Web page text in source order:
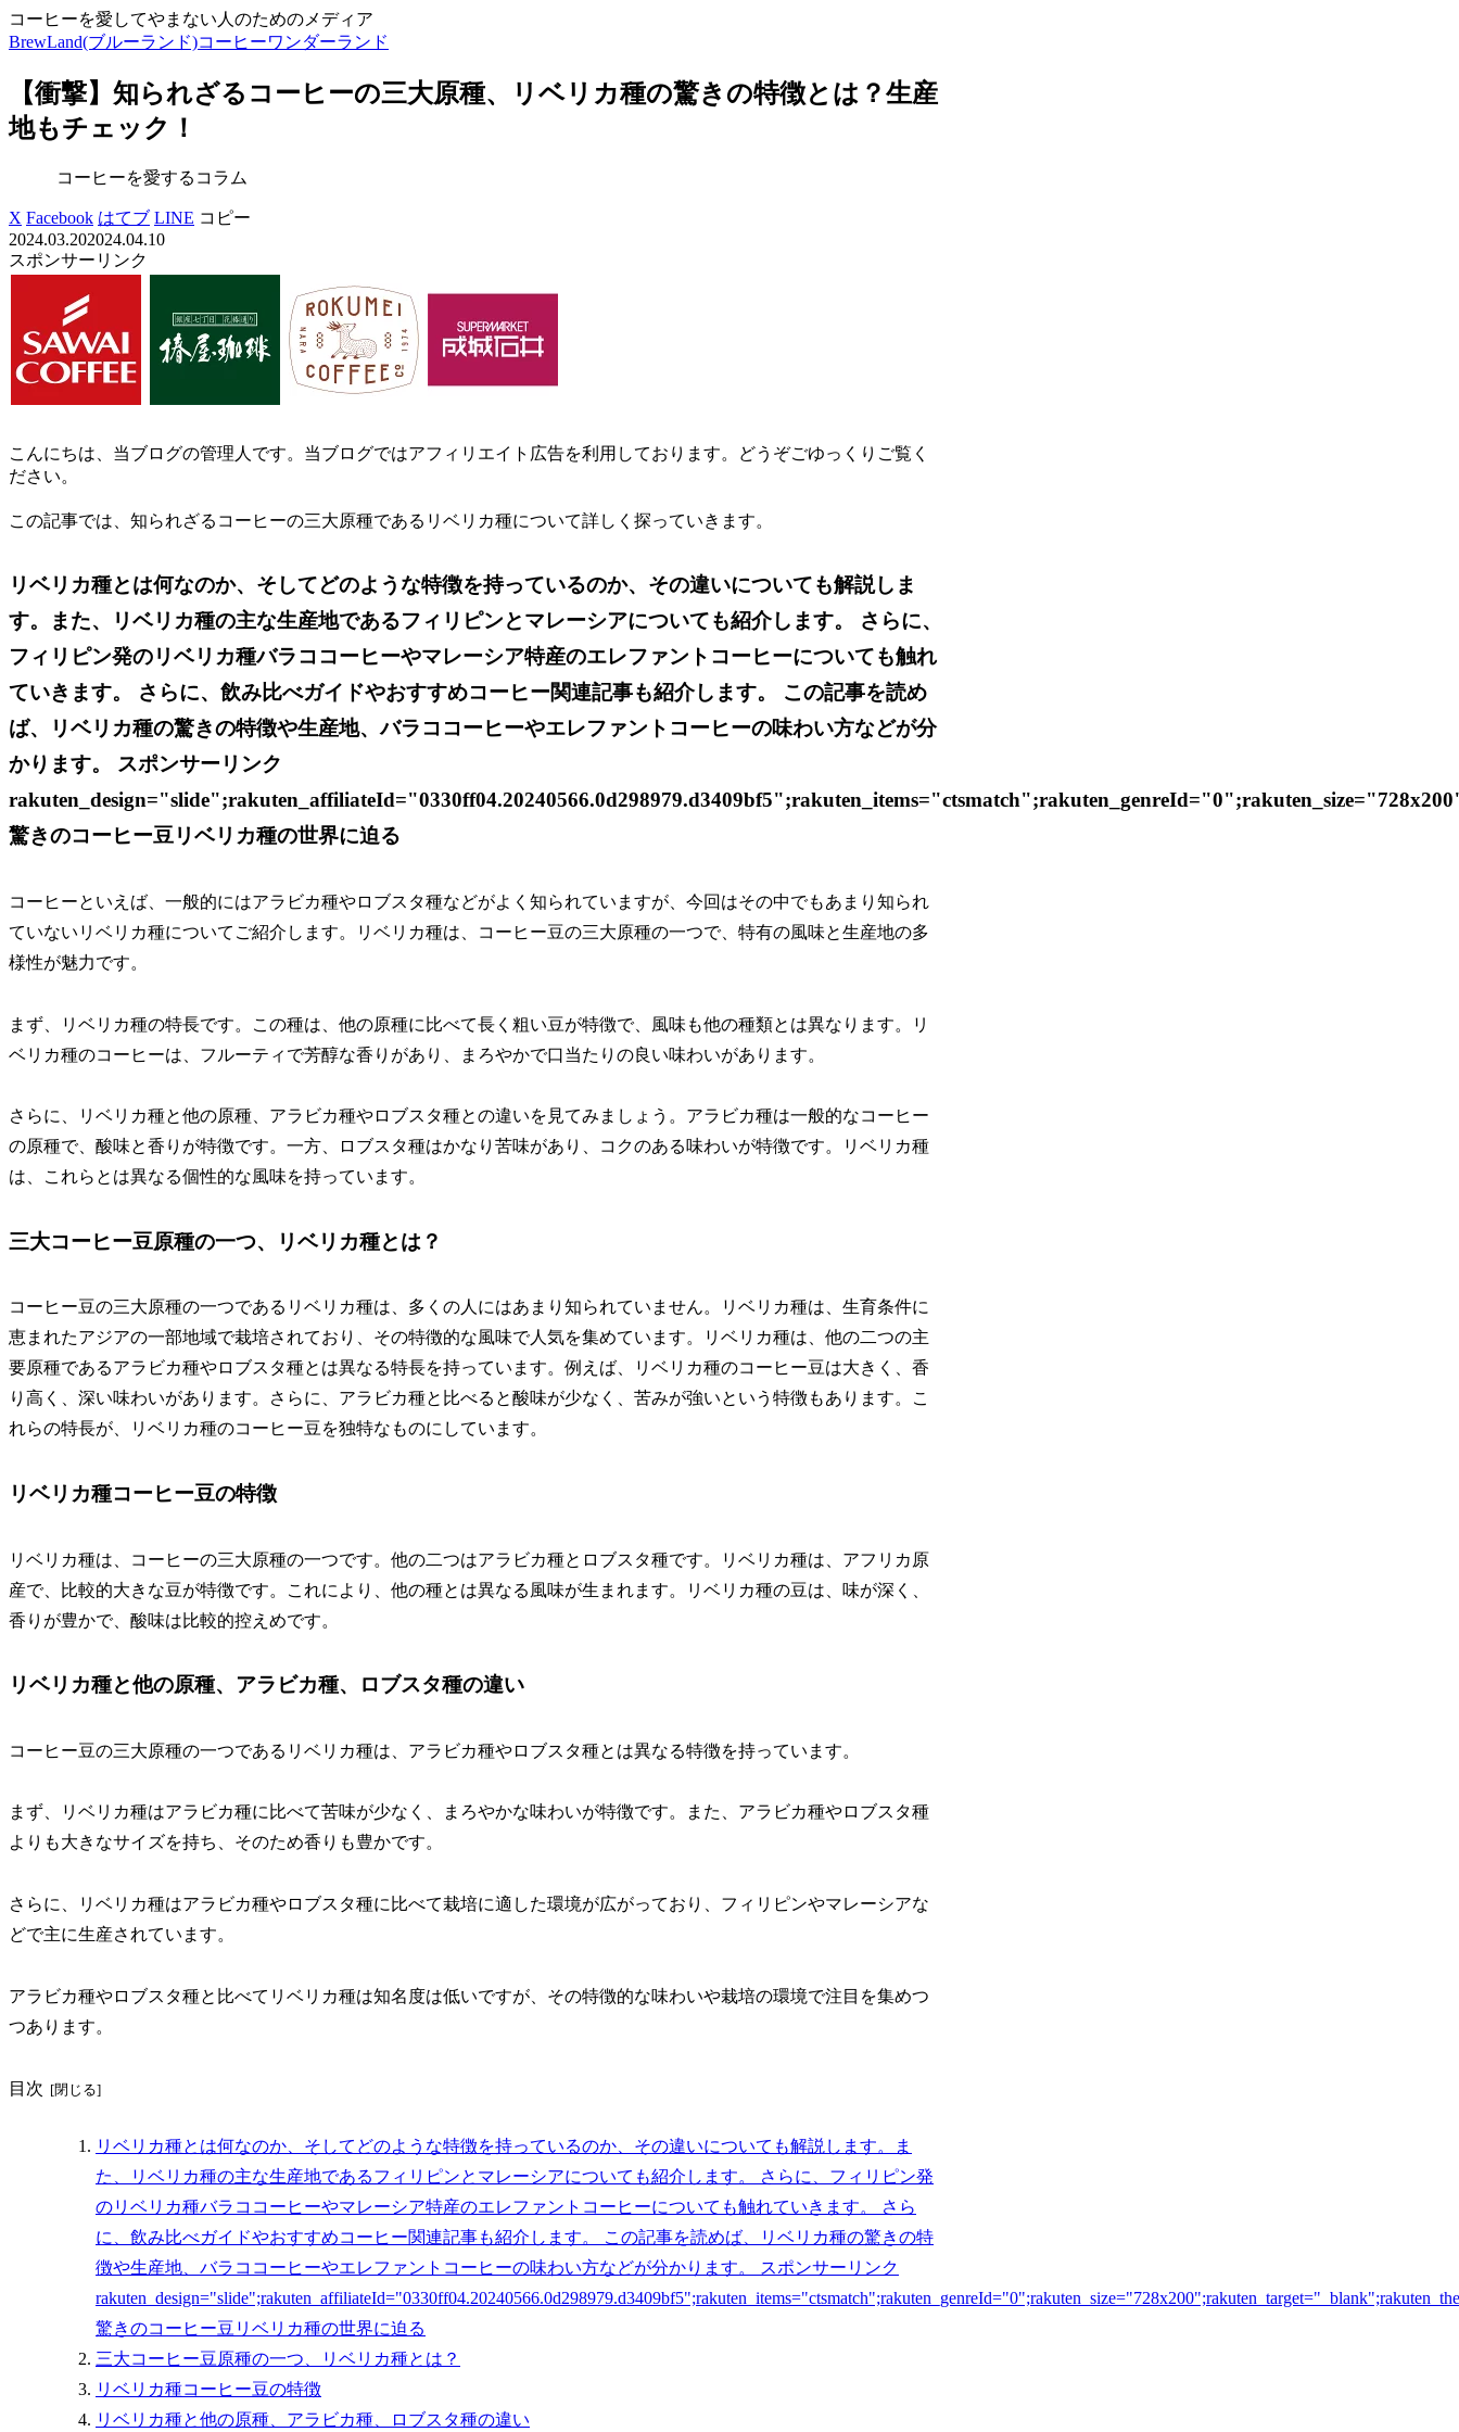
コーヒーを愛してやまない人のためのメディア
BrewLand(ブルーランド)コーヒーワンダーランド
【衝撃】知られざるコーヒーの三大原種、リベリカ種の驚きの特徴とは？生産
地もチェック！
コーヒーを愛するコラム
X Facebook はてブ LINE コピー
2024.03.202024.04.10
スポンサーリンク
こんにちは、当ブログの管理人です。当ブログではアフィリエイト広告を利用しております。どうぞごゆっくりご覧く
ださい。
この記事では、知られざるコーヒーの三大原種であるリベリカ種について詳しく探っていきます。
リベリカ種とは何なのか、そしてどのような特徴を持っているのか、その違いについても解説しま
す。また、リベリカ種の主な生産地であるフィリピンとマレーシアについても紹介します。 さらに、
フィリピン発のリベリカ種バラココーヒーやマレーシア特産のエレファントコーヒーについても触れ
ていきます。 さらに、飲み比べガイドやおすすめコーヒー関連記事も紹介します。 この記事を読め
ば、リベリカ種の驚きの特徴や生産地、バラココーヒーやエレファントコーヒーの味わい方などが分
かります。 スポンサーリンク
驚きのコーヒー豆リベリカ種の世界に迫る
コーヒーといえば、一般的にはアラビカ種やロブスタ種などがよく知られていますが、今回はその中でもあまり知られ
ていないリベリカ種についてご紹介します。リベリカ種は、コーヒー豆の三大原種の一つで、特有の風味と生産地の多
様性が魅力です。
まず、リベリカ種の特長です。この種は、他の原種に比べて長く粗い豆が特徴で、風味も他の種類とは異なります。リ
ベリカ種のコーヒーは、フルーティで芳醇な香りがあり、まろやかで口当たりの良い味わいがあります。
さらに、リベリカ種と他の原種、アラビカ種やロブスタ種との違いを見てみましょう。アラビカ種は一般的なコーヒー
の原種で、酸味と香りが特徴です。一方、ロブスタ種はかなり苦味があり、コクのある味わいが特徴です。リベリカ種
は、これらとは異なる個性的な風味を持っています。
三大コーヒー豆原種の一つ、リベリカ種とは？
コーヒー豆の三大原種の一つであるリベリカ種は、多くの人にはあまり知られていません。リベリカ種は、生育条件に
恵まれたアジアの一部地域で栽培されており、その特徴的な風味で人気を集めています。リベリカ種は、他の二つの主
要原種であるアラビカ種やロブスタ種とは異なる特長を持っています。例えば、リベリカ種のコーヒー豆は大きく、香
り高く、深い味わいがあります。さらに、アラビカ種と比べると酸味が少なく、苦みが強いという特徴もあります。こ
れらの特長が、リベリカ種のコーヒー豆を独特なものにしています。
リベリカ種コーヒー豆の特徴
リベリカ種は、コーヒーの三大原種の一つです。他の二つはアラビカ種とロブスタ種です。リベリカ種は、アフリカ原
産で、比較的大きな豆が特徴です。これにより、他の種とは異なる風味が生まれます。リベリカ種の豆は、味が深く、
香りが豊かで、酸味は比較的控えめです。
リベリカ種と他の原種、アラビカ種、ロブスタ種の違い
コーヒー豆の三大原種の一つであるリベリカ種は、アラビカ種やロブスタ種とは異なる特徴を持っています。
まず、リベリカ種はアラビカ種に比べて苦味が少なく、まろやかな味わいが特徴です。また、アラビカ種やロブスタ種
よりも大きなサイズを持ち、そのため香りも豊かです。
さらに、リベリカ種はアラビカ種やロブスタ種に比べて栽培に適した環境が広がっており、フィリピンやマレーシアな
どで主に生産されています。
アラビカ種やロブスタ種と比べてリベリカ種は知名度は低いですが、その特徴的な味わいや栽培の環境で注目を集めつ
つあります。
目次
リベリカ種とは何なのか、そしてどのような特徴を持っているのか、その違いについても解説します。ま
た、リベリカ種の主な生産地であるフィリピンとマレーシアについても紹介します。 さらに、フィリピン発
のリベリカ種バラココーヒーやマレーシア特産のエレファントコーヒーについても触れていきます。 さら
に、飲み比べガイドやおすすめコーヒー関連記事も紹介します。 この記事を読めば、リベリカ種の驚きの特
徴や生産地、バラココーヒーやエレファントコーヒーの味わい方などが分かります。 スポンサーリンク
驚きのコーヒー豆リベリカ種の世界に迫る
三大コーヒー豆原種の一つ、リベリカ種とは？
リベリカ種コーヒー豆の特徴
リベリカ種と他の原種、アラビカ種、ロブスタ種の違い